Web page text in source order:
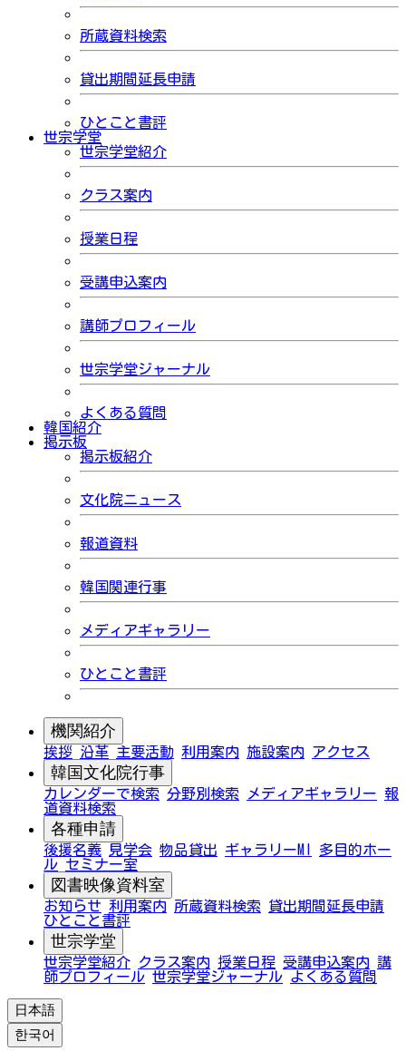
所蔵資料検索
貸出期間延長申請
ひとこと書評
世宗学堂
世宗学堂紹介
クラス案内
授業日程
受講申込案内
講師プロフィール
世宗学堂ジャーナル
よくある質問
韓国紹介
掲示板
掲示板紹介
文化院ニュース
報道資料
韓国関連行事
メディアギャラリー
ひとこと書評
機関紹介
挨拶 沿革 主要活動 利用案内 施設案内 アクセス
韓国文化院行事
カレンダーで検索 分野別検索 メディアギャラリー 報
道資料検索
各種申請
後援名義 見学会 物品貸出 ギャラリーMI
多目的ホー
ル セミナー室
図書映像資料室
お知らせ 利用案内 所蔵資料検索
貸出期間延長申請
ひとこと書評
世宗学堂
世宗学堂紹介 クラス案内 授業日程 受講申込案内 講
師プロフィール 世宗学堂ジャーナル よくある質問
日本語
한국어